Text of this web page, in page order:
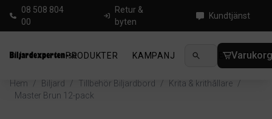
08 508 804
00
Retur &
byten
Kundtjänst
PRODUKTER KAMPANJ NYHETER
Hem / Biljard / Tillbehör Biljardbord / Krita & krithållare /
Master Brun 12-pack